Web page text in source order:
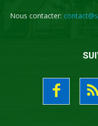
Nous contacter: